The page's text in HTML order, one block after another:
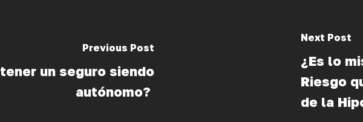
Previous Post
un seguro siendo
autónomo?
Next Post
¿Es lo
Riesgo
de la